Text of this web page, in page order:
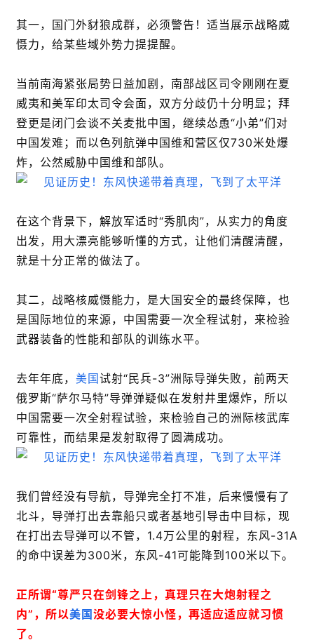
其一，国门外豺狼成群，必须警告！适当展示战略威
慑力，给某些域外势力提提醒。
当前南海紧张局势日益加剧，南部战区司令刚刚在夏
威夷和美军印太司令会面，双方分歧仍十分明显；拜
登更是闭门会谈不关麦批中国，继续怂恿“小弟”们对
中国发难；而以色列航弹中国维和营区仅730米处爆
炸，公然威胁中国维和部队。
在这个背景下，解放军适时“秀肌肉”，从实力的角度
出发，用大漂亮能够听懂的方式，让他们清醒清醒，
就是十分正常的做法了。
其二，战略核威慑能力，是大国安全的最终保障，也
是国际地位的来源，中国需要一次全程试射，来检验
武器装备的性能和部队的训练水平。
去年年底， 美国试射“民兵-3”洲际导弹失败，前两天
俄罗斯“萨尔马特”导弹弹疑似在发射井里爆炸，所以
中国需要一次全射程试验，来检验自己的洲际核武库
可靠性，而结果是发射取得了圆满成功。
我们曾经没有导航，导弹完全打不准，后来慢慢有了
北斗，导弹打出去靠船只或者基地引导击中目标，现
在打出去导弹可以不管，1.4万公里的射程，东风-31A
的命中误差为300米，东风-41可能降到100米以下。
正所谓“尊严只在剑锋之上，真理只在大炮射程之
内”，所以美国 没必要大惊小怪，再适应适应就习惯
了。